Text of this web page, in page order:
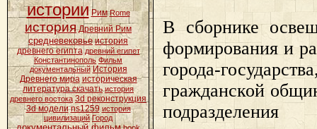
истории Рим Rome
история Древний Рим
средневековье история
древнего египта древний египет
Константинополь Фильм
документальный История
Древнего мира историческая
литература скачать история
древнего востока 3d реконструкция
3d модели ns1259 история
цивилизаций Город
В сборнике
формирования и
города-
гражданской